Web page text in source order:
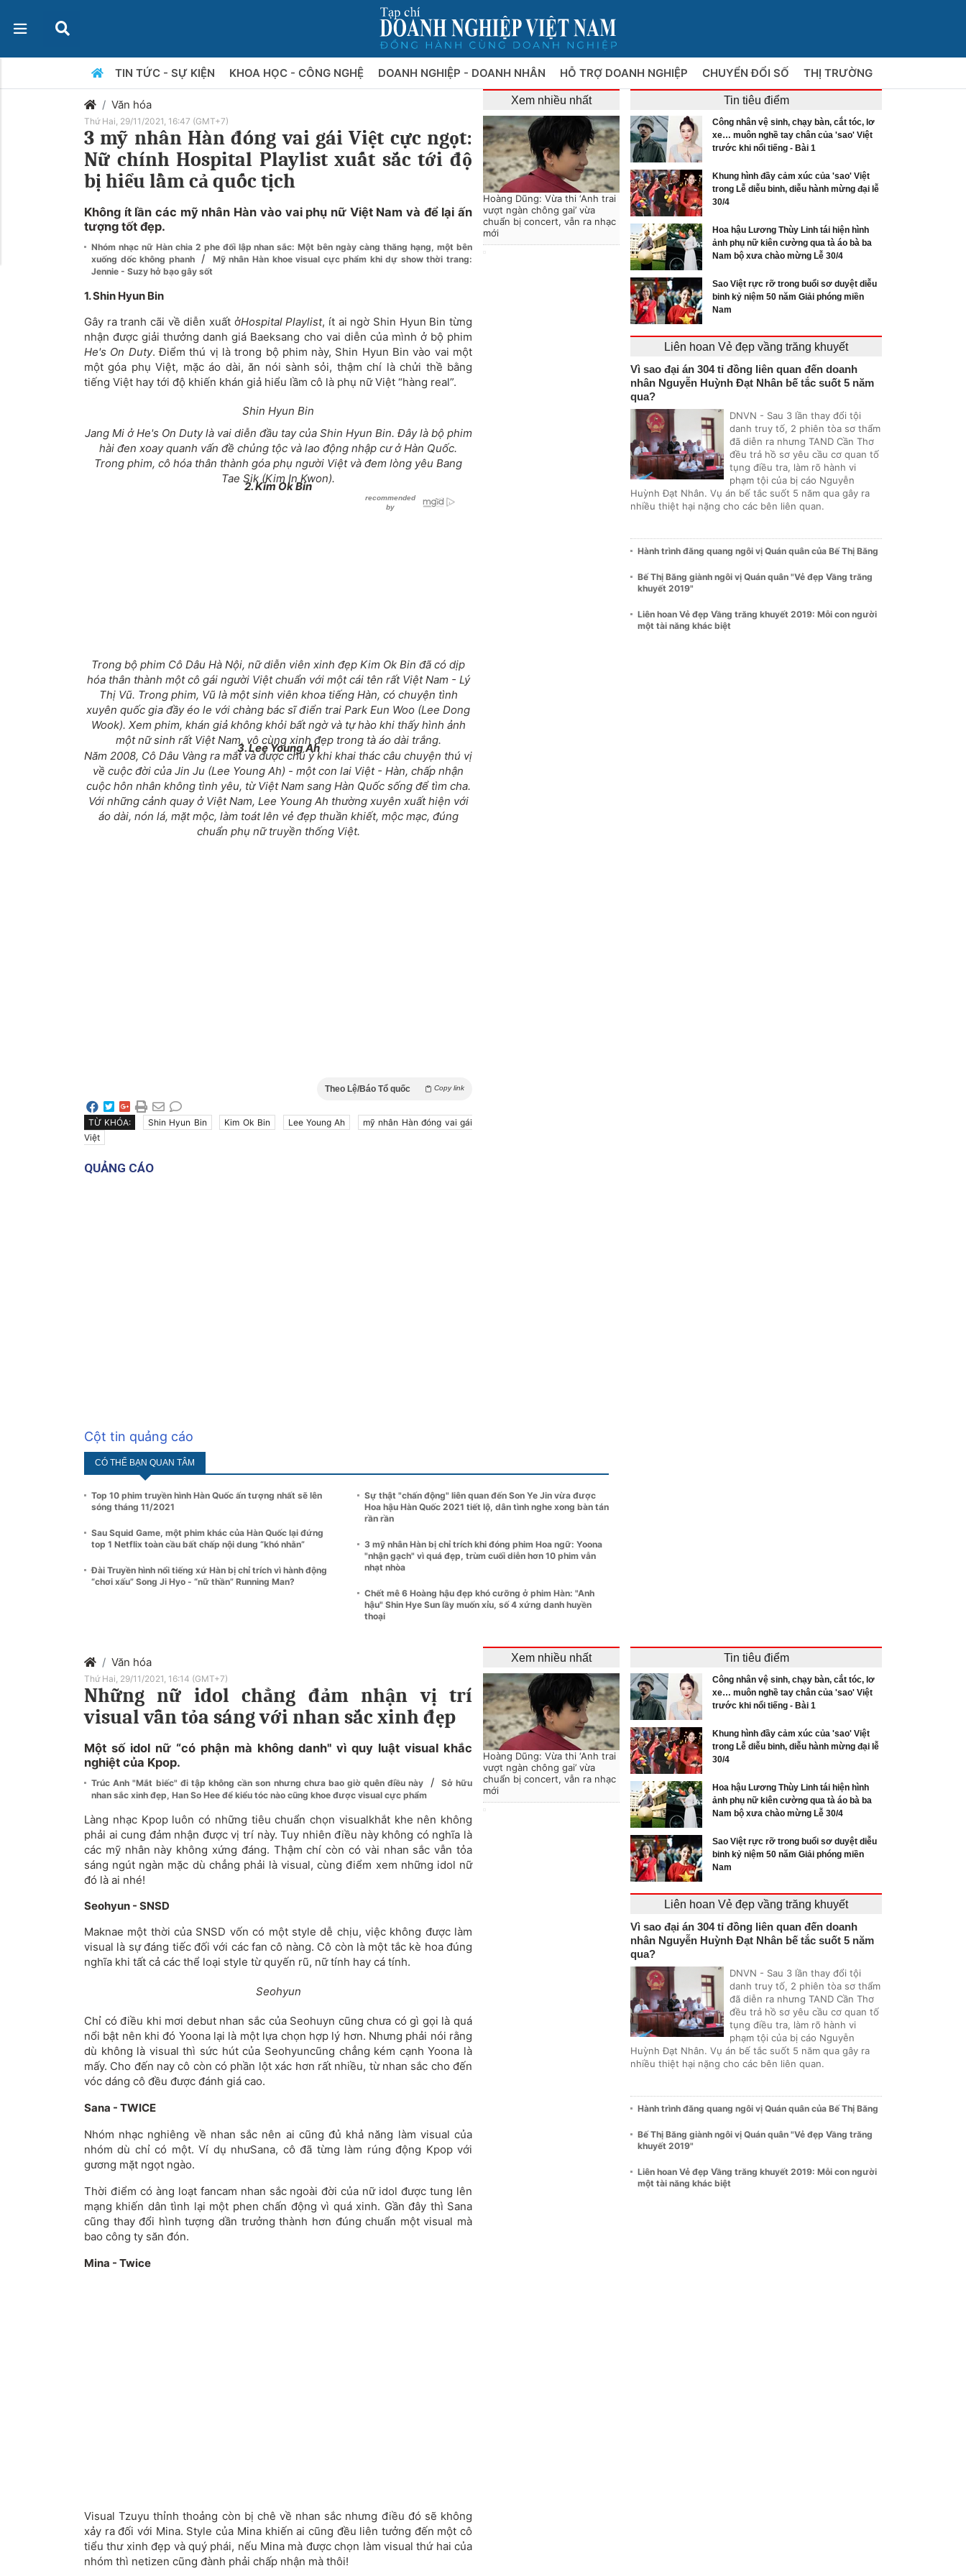
TIN TỨC - SỰ KIỆN KHOA HỌC - CÔNG NGHỆ DOANH NGHIỆP - DOANH NHÂN HỖ TRỢ DOANH NGHIỆP CHUYỂN ĐỔI SỐ THỊ TRƯỜNG
Văn hóa
Thứ Hai, 29/11/2021, 16:47 (GMT+7)
3 mỹ nhân Hàn đóng vai gái Việt cực ngọt:
Nữ chính Hospital Playlist xuất sắc tới độ
bị hiểu lầm cả quốc tịch
Không ít lần các mỹ nhân Hàn vào vai phụ nữ Việt Nam và để lại ấn
tượng tốt đẹp.
Nhóm nhạc nữ Hàn chia 2 phe đối lập nhan sắc: Một bên ngày càng thăng hạng, một bên
xuống dốc không phanh
/
Mỹ nhân Hàn khoe visual cực phẩm khi dự show thời trang:
Jennie - Suzy hở bạo gây sốt
1. Shin Hyun Bin
Gây ra tranh cãi về diễn xuất ởHospital Playlist, ít ai ngờ Shin Hyun Bin từng
nhận được giải thưởng danh giá Baeksang cho vai diễn của mình ở bộ phim
He's On Duty. Điểm thú vị là trong bộ phim này, Shin Hyun Bin vào vai một
một góa phụ Việt, mặc áo dài, ăn nói sành sỏi, thậm chí là chửi thề bằng
tiếng Việt hay tới độ khiến khán giả hiểu lầm cô là phụ nữ Việt “hàng real”.
Shin Hyun Bin
Jang Mi ởHe's On Dutylà vai diễn đầu tay của Shin Hyun Bin. Đây là bộ phim
hài đen xoay quanh vấn đề chủng tộc và lao động nhập cư ở Hàn Quốc.
Trong phim, cô hóa thân thành góa phụ người Việt và đem lòng yêu Bang
Tae Sik (Kim In Kwon).
2. Kim Ok Bin
Trong bộ phim Cô Dâu Hà Nội, nữ diễn viên xinh đẹp Kim Ok Bin đã có dịp
hóa thân thành một cô gái người Việt chuẩn với một cái tên rất Việt Nam - Lý
Thị Vũ. Trong phim, Vũ là một sinh viên khoa tiếng Hàn, có chuyện tình
xuyên quốc gia đầy éo le với chàng bác sĩ điển trai Park Eun Woo (Lee Dong
Wook). Xem phim, khán giả không khỏi bất ngờ và tự hào khi thấy hình ảnh
một nữ sinh rất Việt Nam, vô cùng xinh đẹp trong tà áo dài trắng.
3. Lee Young Ah
Năm 2008, Cô Dâu Vàng ra mắt và được chú ý khi khai thác câu chuyện thú vị
về cuộc đời của Jin Ju (Lee Young Ah) - một con lai Việt - Hàn, chấp nhận
cuộc hôn nhân không tình yêu, từ Việt Nam sang Hàn Quốc sống để tìm cha.
Với những cảnh quay ở Việt Nam, Lee Young Ah thường xuyên xuất hiện với
áo dài, nón lá, mặt mộc, làm toát lên vẻ đẹp thuần khiết, mộc mạc, đúng
chuẩn phụ nữ truyền thống Việt.
Theo Lệ/Báo Tổ quốc Copy link
TỪ KHÓA: Shin Hyun Bin Kim Ok Bin Lee Young Ah
mỹ nhân Hàn đóng vai gái
Việt
QUẢNG CÁO
Xem nhiều nhất
Hoàng Dũng: Vừa thi ‘Anh trai
vượt ngàn chông gai’ vừa
chuẩn bị concert, vẫn ra nhạc
mới
Cột tin quảng cáo
CÓ THỂ BẠN QUAN TÂM
Top 10 phim truyền hình Hàn Quốc ấn tượng nhất sẽ lên
sóng tháng 11/2021
Sau Squid Game, một phim khác của Hàn Quốc lại đứng
top 1 Netflix toàn cầu bất chấp nội dung “khó nhằn”
Đài Truyền hình nổi tiếng xứ Hàn bị chỉ trích vì hành động
“chơi xấu” Song Ji Hyo - “nữ thần” Running Man?
Sự thật "chấn động" liên quan đến Son Ye Jin vừa được
Hoa hậu Hàn Quốc 2021 tiết lộ, dân tình nghe xong bàn tán
rần rần
3 mỹ nhân Hàn bị chỉ trích khi đóng phim Hoa ngữ: Yoona
"nhận gạch" vì quá đẹp, trùm cuối diễn hơn 10 phim vẫn
nhạt nhòa
Chết mê 6 Hoàng hậu đẹp khó cưỡng ở phim Hàn: "Anh
hậu" Shin Hye Sun lầy muốn xỉu, số 4 xứng danh huyền
thoại
Tin tiêu điểm
Công nhân vệ sinh, chạy bàn, cắt tóc, lơ
xe… muôn nghề tay chân của 'sao' Việt
trước khi nổi tiếng - Bài 1
Khung hình đầy cảm xúc của 'sao' Việt
trong Lễ diễu binh, diễu hành mừng đại lễ
30/4
Hoa hậu Lương Thùy Linh tái hiện hình
ảnh phụ nữ kiên cường qua tà áo bà ba
Nam bộ xưa chào mừng Lễ 30/4
Sao Việt rực rỡ trong buổi sơ duyệt diễu
binh kỷ niệm 50 năm Giải phóng miền
Nam
Liên hoan Vẻ đẹp vầng trăng khuyết
Vì sao đại án 304 tỉ đồng liên quan đến doanh
nhân Nguyễn Huỳnh Đạt Nhân bế tắc suốt 5 năm
qua?
DNVN - Sau 3 lần thay đổi tội
danh truy tố, 2 phiên tòa sơ thẩm
đã diễn ra nhưng TAND Cần Thơ
đều trả hồ sơ yêu cầu cơ quan tố
tụng điều tra, làm rõ hành vi
phạm tội của bị cáo Nguyễn
Huỳnh Đạt Nhân. Vụ án bế tắc suốt 5 năm qua gây ra
nhiều thiệt hại nặng cho các bên liên quan.
Hành trình đăng quang ngôi vị Quán quân của Bế Thị Băng
Bế Thị Băng giành ngôi vị Quán quân "Vẻ đẹp Vầng trăng
khuyết 2019"
Liên hoan Vẻ đẹp Vầng trăng khuyết 2019: Mỗi con người
một tài năng khác biệt
Văn hóa
Thứ Hai, 29/11/2021, 16:14 (GMT+7)
Những nữ idol chẳng đảm nhận vị trí
visual vẫn tỏa sáng với nhan sắc xinh đẹp
Một số idol nữ “có phận mà không danh" vì quy luật visual khắc
nghiệt của Kpop.
Trúc Anh "Mắt biếc" đi tập không cần son nhưng chưa bao giờ quên điều này /
Sở hữu
nhan sắc xinh đẹp, Han So Hee để kiểu tóc nào cũng khoe được visual cực phẩm
Làng nhạc Kpop luôn có những tiêu chuẩn chọn visualkhắt khe nên không
phải ai cung đảm nhận được vị trí này. Tuy nhiên điều này không có nghĩa là
các mỹ nhân này không xứng đáng. Thậm chí còn có vài nhan sắc vẫn tỏa
sáng ngút ngàn mặc dù chẳng phải là visual, cùng điểm xem những idol nữ
đó là ai nhé!
Seohyun - SNSD
Maknae một thời của SNSD vốn có một style dễ chịu, việc không được làm
visual là sự đáng tiếc đối với các fan cô nàng. Cô còn là một tắc kè hoa đúng
nghĩa khi tất cả các thể loại style từ quyến rũ, nữ tính hay cá tính.
Seohyun
Chỉ có điều khi mơi debut nhan sắc của Seohuyn cũng chưa có gì gọi là quá
nổi bật nên khi đó Yoona lại là một lựa chọn hợp lý hơn. Nhưng phải nói rằng
dù không là visual thì sức hút của Seohyuncũng chẳng kém cạnh Yoona là
mấy. Cho đến nay cô còn có phần lột xác hơn rất nhiều, từ nhan sắc cho đến
vóc dáng cô đều được đánh giá cao.
Sana - TWICE
Nhóm nhạc nghiêng về nhan sắc nên ai cũng đủ khả năng làm visual của
nhóm dù chỉ có một. Ví dụ nhưSana, cô đã từng làm rúng động Kpop với
gương mặt ngọt ngào.
Thời điểm có àng loạt fancam nhan sắc ngoài đời của nữ idol được tung lên
mạng khiến dân tình lại một phen chấn động vì quá xinh. Gần đây thì Sana
cũng thay đổi hình tượng dần trưởng thành hơn đúng chuẩn một visual mà
bao công ty săn đón.
Mina - Twice
Visual Tzuyu thỉnh thoảng còn bị chê về nhan sắc nhưng điều đó sẽ không
xảy ra đối với Mina. Style của Mina khiến ai cũng đều liên tưởng đến một cô
tiểu thư xinh đẹp và quý phái, nếu Mina mà được chọn làm visual thứ hai của
nhóm thì netizen cũng đành phải chấp nhận mà thôi!
Xem nhiều nhất
Hoàng Dũng: Vừa thi ‘Anh trai
vượt ngàn chông gai’ vừa
chuẩn bị concert, vẫn ra nhạc
mới
Tin tiêu điểm
Công nhân vệ sinh, chạy bàn, cắt tóc, lơ
xe… muôn nghề tay chân của 'sao' Việt
trước khi nổi tiếng - Bài 1
Khung hình đầy cảm xúc của 'sao' Việt
trong Lễ diễu binh, diễu hành mừng đại lễ
30/4
Hoa hậu Lương Thùy Linh tái hiện hình
ảnh phụ nữ kiên cường qua tà áo bà ba
Nam bộ xưa chào mừng Lễ 30/4
Sao Việt rực rỡ trong buổi sơ duyệt diễu
binh kỷ niệm 50 năm Giải phóng miền
Nam
Liên hoan Vẻ đẹp vầng trăng khuyết
Vì sao đại án 304 tỉ đồng liên quan đến doanh
nhân Nguyễn Huỳnh Đạt Nhân bế tắc suốt 5 năm
qua?
DNVN - Sau 3 lần thay đổi tội
danh truy tố, 2 phiên tòa sơ thẩm
đã diễn ra nhưng TAND Cần Thơ
đều trả hồ sơ yêu cầu cơ quan tố
tụng điều tra, làm rõ hành vi
phạm tội của bị cáo Nguyễn
Huỳnh Đạt Nhân. Vụ án bế tắc suốt 5 năm qua gây ra
nhiều thiệt hại nặng cho các bên liên quan.
Hành trình đăng quang ngôi vị Quán quân của Bế Thị Băng
Bế Thị Băng giành ngôi vị Quán quân "Vẻ đẹp Vầng trăng
khuyết 2019"
Liên hoan Vẻ đẹp Vầng trăng khuyết 2019: Mỗi con người
một tài năng khác biệt